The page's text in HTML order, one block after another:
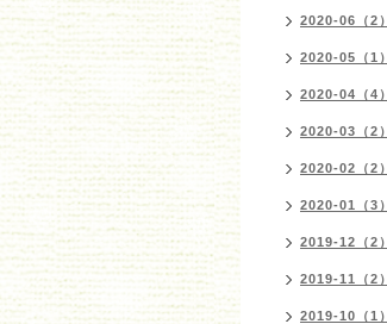
2020-06（2）
2020-05（1）
2020-04（4）
2020-03（2）
2020-02（2）
2020-01（3）
2019-12（2）
2019-11（2）
2019-10（1）